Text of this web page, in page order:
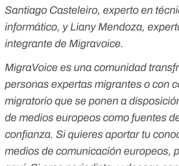
Santiago Casteleiro, experto en
informático, y Liany Mendoza,
integrante de Migravoice.
MigraVoice es una comunidad
personas expertas migrantes o con
migratorio que se ponen a
de medios europeos como fuentes
confianza. Si quieres aportar tu
medios de comunicación europeos,